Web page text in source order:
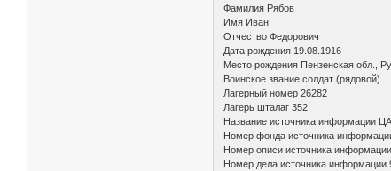
Фамилия Рябов
Имя Иван
Отчество Федорович
Дата рождения 19.08.1916
Место рождения Пензенская обл.,
Воинское звание солдат (рядовой)
Лагерный номер 26282
Лагерь шталаг 352
Название источника информации
Номер фонда источника
Номер описи источника
Номер дела источника информации